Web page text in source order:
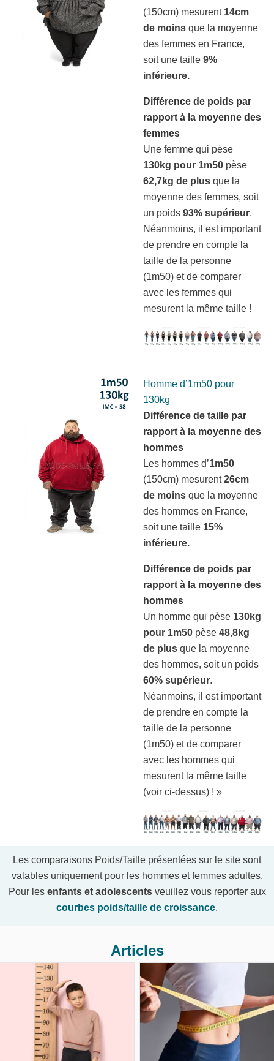
(150cm) mesurent 14cm
de moins que la moyenne
des femmes en France,
soit une taille 9%
inférieure.
Différence de poids par
rapport à la moyenne des
femmes
Une femme qui pèse
130kg pour 1m50 pèse
62,7kg de plus que la
moyenne des femmes, soit
un poids 93% supérieur.
Néanmoins, il est important
de prendre en compte la
taille de la personne
(1m50) et de comparer
avec les femmes qui
mesurent la même taille !
Homme d’1m50 pour
130kg
Différence de taille par
rapport à la moyenne des
hommes
Les hommes d’1m50
(150cm) mesurent26cm
de moins que la moyenne
des hommes en France,
soit une taille 15%
inférieure.
Différence de poids par
rapport à la moyenne des
hommes
Un homme qui pèse 130kg
pour 1m50 pèse 48,8kg
de plus que la moyenne
des hommes, soit un poids
60% supérieur.
Néanmoins, il est important
de prendre en compte la
taille de la personne
(1m50) et de comparer
avec les hommes qui
mesurent la même taille
(voir ci-dessus) ! »
Les comparaisons Poids/Taille présentées sur le site sont
valables uniquement pour les hommes et femmes adultes.
Pour les enfants et adolescentsveuillez vous reporter aux
courbes poids/taille de croissance.
Articles